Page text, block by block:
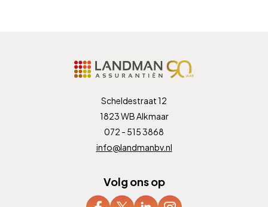
Scheldestraat 12
1823 WB Alkmaar
072 - 515 3868
info@landmanbv.nl
Volg ons op